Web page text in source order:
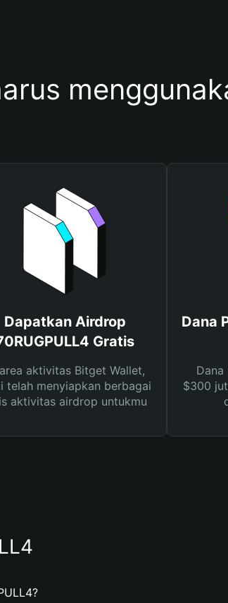
Dapatkan Airdrop
Gratis
aktivitas Bitget Wallet,
telah menyiapkan berbagai
aktivitas airdrop untukmu
Dana
Dana
$300